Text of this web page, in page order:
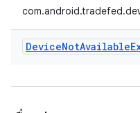
DeviceNotAvailable